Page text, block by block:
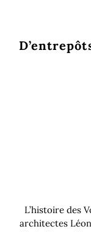
L’histoire des
architectes